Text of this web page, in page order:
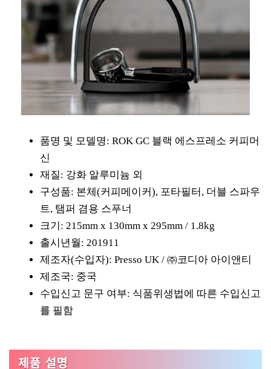
품명 및 모델명: ROK GC 블랙 에스프레소 커피머
신
재질: 강화 알루미늄 외
구성품: 본체(커피메이커), 포타필터, 더블 스파우
트, 탬퍼 겸용 스푸너
크기: 215mm x 130mm x 295mm / 1.8kg
출시년월: 201911
제조자(수입자): Presso UK / ㈜코디아 아이앤티
제조국: 중국
수입신고 문구 여부: 식품위생법에 따른 수입신고
를 필함
제품 설명